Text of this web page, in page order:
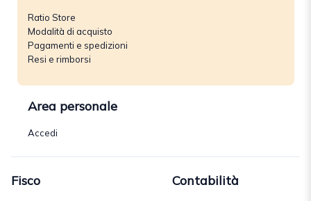
Ratio Store
Modalità di acquisto
Pagamenti e spedizioni
Resi e rimborsi
Area personale
Accedi
Fisco Contabilità